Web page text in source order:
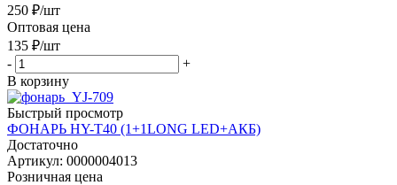
250 ₽/шт
Оптовая цена
135 ₽/шт
-
+
В корзину
Быстрый просмотр
ФОНАРЬ HY-T40 (1+1LONG LED+АКБ)
Достаточно
Артикул: 0000004013
Розничная цена